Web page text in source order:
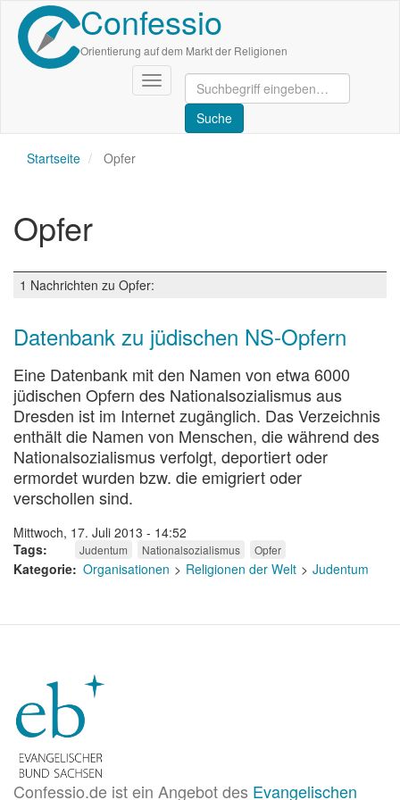
Direkt
zum
Inhalt
Confessio
Orientierung auf dem Markt der Religionen
Navigation
aktivieren/deaktivieren
Startseite Opfer
Opfer
1 Nachrichten zu Opfer:
Datenbank zu jüdischen NS-Opfern
Eine Datenbank mit den Namen von etwa 6000
jüdischen Opfern des Nationalsozialismus aus
Dresden ist im Internet zugänglich. Das Verzeichnis
enthält die Namen von Menschen, die während des
Nationalsozialismus verfolgt, deportiert oder
ermordet wurden bzw. die emigriert oder
verschollen sind.
Mittwoch, 17. Juli 2013 - 14:52
Tags
Judentum Nationalsozialismus Opfer
Kategorie Organisationen Religionen der Welt Judentum
Confessio.de ist ein Angebot des Evangelischen